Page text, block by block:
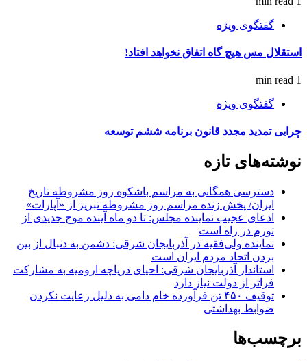
گفتگوی ویژه
استقلال مس هیچ گاه اتفاق نخواهد افتاد!
1 min read
گفتگوی ویژه
چرایی تمدید مجدد قانون برنامه ششم توسعه
نوشته‌های تازه
دسترسی همگانی به مراسم باشکوه روز مشروطه تاریخ
ایران/ پخش زنده مراسم روز مشروطه تبریز از «آپارات»
ادعای عجیب نماینده مجلس: تا دو ماه آینده موج جدیدی از
تورم در راه است
نماینده ولی‌فقیه در آذربایجان شرقی: دشمن به دنبال از بین
بردن اتحاد مردم ایران است
استاندار آذربایجان شرقی: احیای دریاچه ارومیه به مشارکت
فراتر از دولت نیاز دارد
توقیف ۴۵۰ تن فرآورده خام دامی به دلیل رعایت نکردن
ضوابط بهداشتی
برچسب‌ها